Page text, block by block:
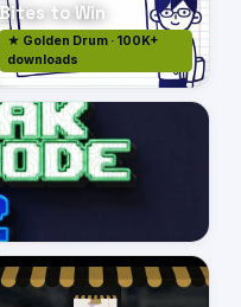
Bites to Win
★ Golden Drum · 100K+
downloads